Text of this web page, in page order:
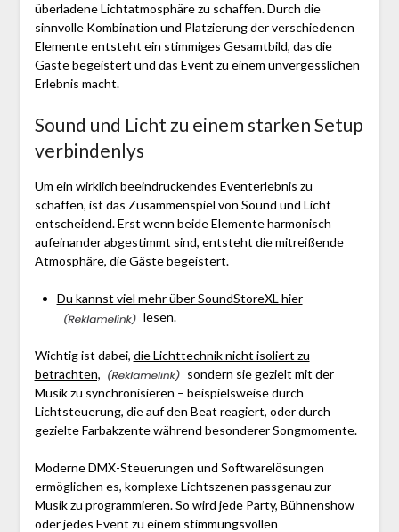
überladene Lichtatmosphäre zu schaffen. Durch die
sinnvolle Kombination und Platzierung der verschiedenen
Elemente entsteht ein stimmiges Gesamtbild, das die
Gäste begeistert und das Event zu einem unvergesslichen
Erlebnis macht.
Sound und Licht zu einem starken Setup
verbindenlys
Um ein wirklich beeindruckendes Eventerlebnis zu
schaffen, ist das Zusammenspiel von Sound und Licht
entscheidend. Erst wenn beide Elemente harmonisch
aufeinander abgestimmt sind, entsteht die mitreißende
Atmosphäre, die Gäste begeistert.
Du kannst viel mehr über SoundStoreXL hier
lesen.
Wichtig ist dabei, die Lichttechnik nicht isoliert zu
betrachten,
sondern sie gezielt mit der
Musik zu synchronisieren – beispielsweise durch
Lichtsteuerung, die auf den Beat reagiert, oder durch
gezielte Farbakzente während besonderer Songmomente.
Moderne DMX-Steuerungen und Softwarelösungen
ermöglichen es, komplexe Lichtszenen passgenau zur
Musik zu programmieren. So wird jede Party, Bühnenshow
oder jedes Event zu einem stimmungsvollen